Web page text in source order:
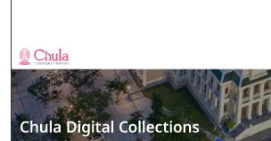
Browse
My Account